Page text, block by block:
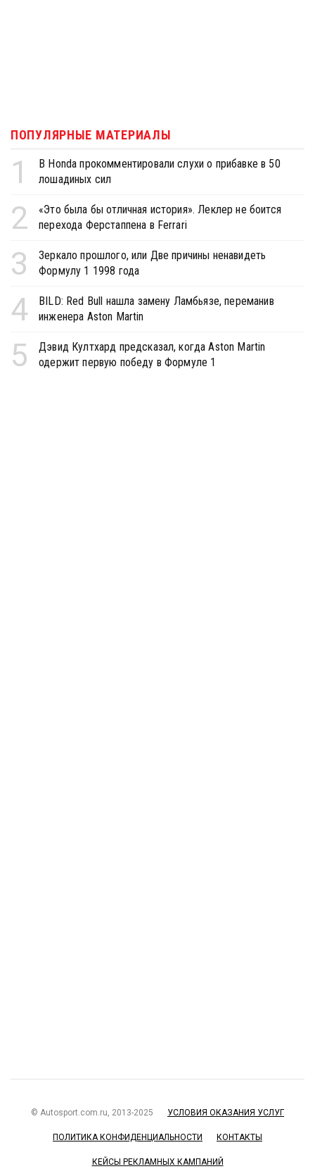
ПОПУЛЯРНЫЕ МАТЕРИАЛЫ
1
В Honda прокомментировали слухи о прибавке в 50
лошадиных сил
2
«Это была бы отличная история». Леклер не боится
перехода Ферстаппена в Ferrari
3
Зеркало прошлого, или Две причины ненавидеть
Формулу 1 1998 года
4
BILD: Red Bull нашла замену Ламбьязе, переманив
инженера Aston Martin
5
Дэвид Култхард предсказал, когда Aston Martin
одержит первую победу в Формуле 1
© Autosport.com.ru, 2013-2025 УСЛОВИЯ ОКАЗАНИЯ УСЛУГ
ПОЛИТИКА КОНФИДЕНЦИАЛЬНОСТИ КОНТАКТЫ
КЕЙСЫ РЕКЛАМНЫХ КАМПАНИЙ